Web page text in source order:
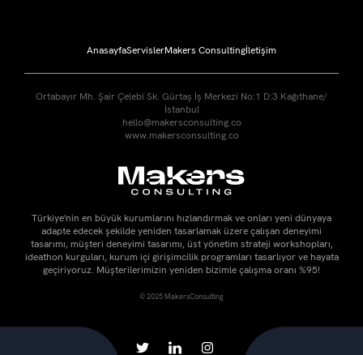
AnasayfaServislerMakers Consultingİletişim
Ortabayır Mh. Şair Çelebi Sk. Gürtaş İş Merkezi No:1 D:3 Kağıthane/
İstanbul
hello@makersconsulting.co
www.makersconsulting.co
Türkiye'nin en büyük kurumlarını hızlandırmak ve onları yeni dünyaya
adapte edecek şekilde yeniden tasarlamak üzere çalışan deneyimi
tasarımı, müşteri deneyimi tasarımı, üst yönetim strateji workshopları,
ideathon kurguları, kurum içi girişimcilik programları tasarlıyor ve hayata
geçiriyoruz. Müşterilerimizin yeniden bizimle çalışma oranı %95!
© 2025 MakersConsulting